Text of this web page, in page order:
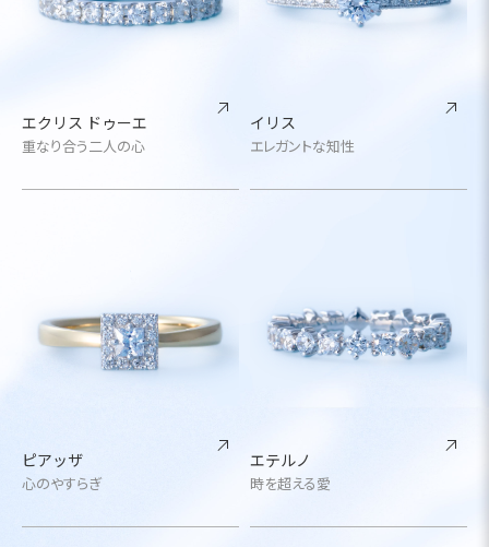
エクリス ドゥーエ
重なり合う二人の心
イリス
エレガントな知性
ピアッザ
心のやすらぎ
エテルノ
時を超える愛